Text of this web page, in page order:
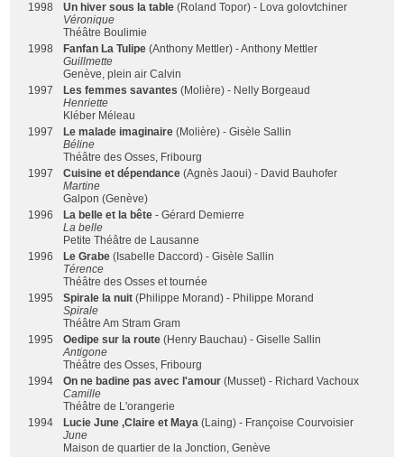
1998
Un hiver sous la table (Roland Topor) - Lova golovtchiner
Véronique
Théâtre Boulimie
1998
Fanfan La Tulipe (Anthony Mettler) - Anthony Mettler
Guillmette
Genève, plein air Calvin
1997
Les femmes savantes (Molière) - Nelly Borgeaud
Henriette
Kléber Méleau
1997
Le malade imaginaire (Molière) - Gisèle Sallin
Béline
Théâtre des Osses, Fribourg
1997
Cuisine et dépendance (Agnès Jaoui) - David Bauhofer
Martine
Galpon (Genève)
1996
La belle et la bête - Gérard Demierre
La belle
Petite Théâtre de Lausanne
1996
Le Grabe (Isabelle Daccord) - Gisèle Sallin
Térence
Théâtre des Osses et tournée
1995
Spirale la nuit (Philippe Morand) - Philippe Morand
Spirale
Théâtre Am Stram Gram
1995
Oedipe sur la route (Henry Bauchau) - Giselle Sallin
Antigone
Théâtre des Osses, Fribourg
1994
On ne badine pas avec l'amour (Musset) - Richard Vachoux
Camille
Théâtre de L'orangerie
1994
Lucie June ,Claire et Maya (Laing) - Françoise Courvoisier
June
Maison de quartier de la Jonction, Genève